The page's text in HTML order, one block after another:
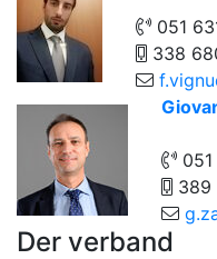
051
338
389
Der verband